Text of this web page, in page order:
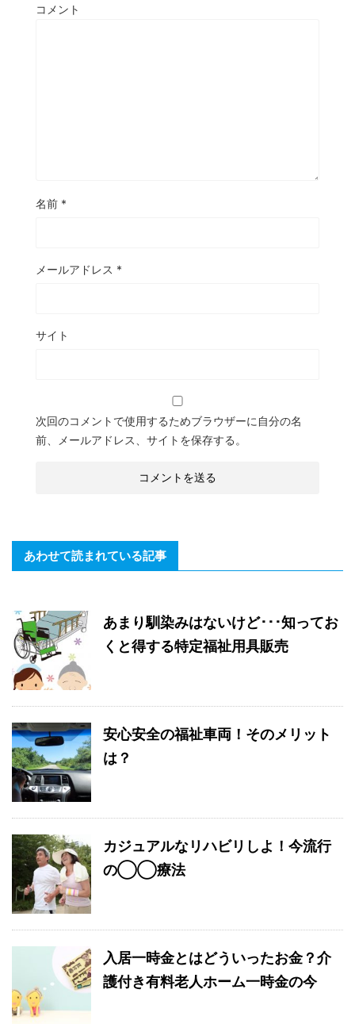
コメント
名前 *
メールアドレス *
サイト
次回のコメントで使用するためブラウザーに自分の名
前、メールアドレス、サイトを保存する。
あわせて読まれている記事
あまり馴染みはないけど･･･知ってお
くと得する特定福祉用具販売
安心安全の福祉車両！そのメリット
は？
カジュアルなリハビリしよ！今流行
の◯◯療法
入居一時金とはどういったお金？介
護付き有料老人ホーム一時金の今